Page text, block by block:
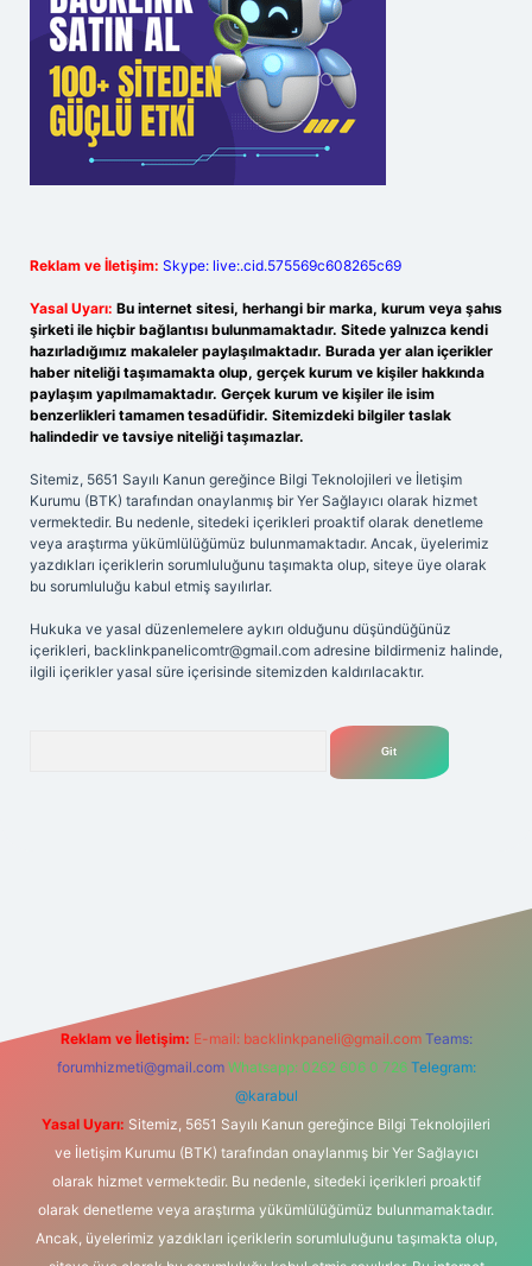
Reklam ve İletişim: Skype: live:.cid.575569c608265c69
Yasal Uyarı: Bu internet sitesi, herhangi bir marka, kurum veya şahıs
şirketi ile hiçbir bağlantısı bulunmamaktadır. Sitede yalnızca kendi
hazırladığımız makaleler paylaşılmaktadır. Burada yer alan içerikler
haber niteliği taşımamakta olup, gerçek kurum ve kişiler hakkında
paylaşım yapılmamaktadır. Gerçek kurum ve kişiler ile isim
benzerlikleri tamamen tesadüfidir. Sitemizdeki bilgiler taslak
halindedir ve tavsiye niteliği taşımazlar.
Sitemiz, 5651 Sayılı Kanun gereğince Bilgi Teknolojileri ve İletişim
Kurumu (BTK) tarafından onaylanmış bir Yer Sağlayıcı olarak hizmet
vermektedir. Bu nedenle, sitedeki içerikleri proaktif olarak denetleme
veya araştırma yükümlülüğümüz bulunmamaktadır. Ancak, üyelerimiz
yazdıkları içeriklerin sorumluluğunu taşımakta olup, siteye üye olarak
bu sorumluluğu kabul etmiş sayılırlar.
Hukuka ve yasal düzenlemelere aykırı olduğunu düşündüğünüz
içerikleri, backlinkpanelicomtr@gmail.com adresine bildirmeniz halinde,
ilgili içerikler yasal süre içerisinde sitemizden kaldırılacaktır.
Reklam ve İletişim: E-mail: backlinkpaneli@gmail.com Teams:
forumhizmeti@gmail.com Whatsapp: 0262 606 0 726 Telegram:
@karabul
Yasal Uyarı: Sitemiz, 5651 Sayılı Kanun gereğince Bilgi Teknolojileri
ve İletişim Kurumu (BTK) tarafından onaylanmış bir Yer Sağlayıcı
olarak hizmet vermektedir. Bu nedenle, sitedeki içerikleri proaktif
olarak denetleme veya araştırma yükümlülüğümüz bulunmamaktadır.
Ancak, üyelerimiz yazdıkları içeriklerin sorumluluğunu taşımakta olup,